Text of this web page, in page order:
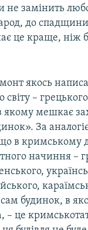
не замінить
до
це краще, ніж
якось
світу –
якому мешкає
За
в кримському
начиння –
сам будинок, в
– це